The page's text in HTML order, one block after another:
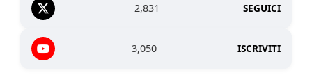
2,831 SEGUICI
3,050 ISCRIVITI